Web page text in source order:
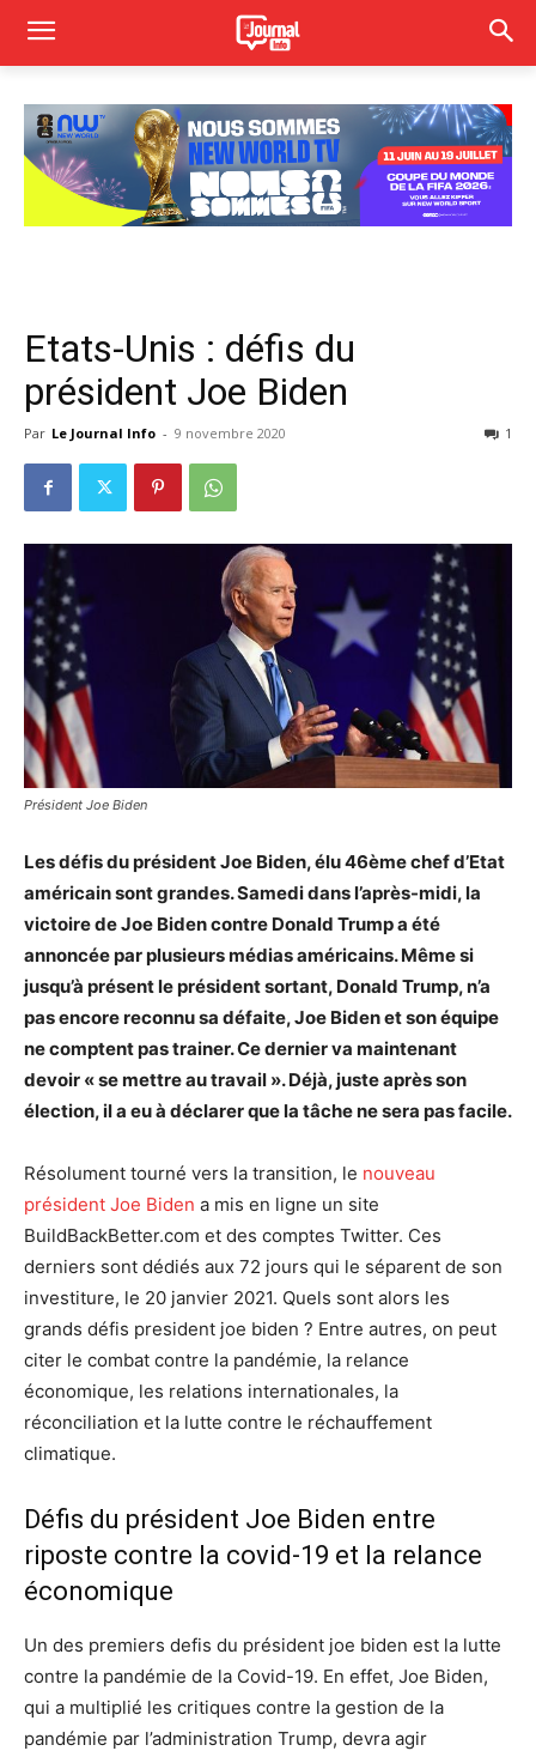
Etats-Unis : défis du
président Joe Biden
Par Le Journal Info - 9 novembre 2020 1
Président Joe Biden
Les défis du président Joe Biden, élu 46ème chef d’Etat
américain sont grandes. Samedi dans l’après-midi, la
victoire de Joe Biden contre Donald Trump a été
annoncée par plusieurs médias américains. Même si
jusqu’à présent le président sortant, Donald Trump, n’a
pas encore reconnu sa défaite, Joe Biden et son équipe
ne comptent pas trainer. Ce dernier va maintenant
devoir « se mettre au travail ». Déjà, juste après son
élection, il a eu à déclarer que la tâche ne sera pas facile.
Résolument tourné vers la transition, le nouveau
président Joe Biden a mis en ligne un site
BuildBackBetter.com et des comptes Twitter. Ces
derniers sont dédiés aux 72 jours qui le séparent de son
investiture, le 20 janvier 2021. Quels sont alors les
grands défis president joe biden ? Entre autres, on peut
citer le combat contre la pandémie, la relance
économique, les relations internationales, la
réconciliation et la lutte contre le réchauffement
climatique.
Défis du président Joe Biden entre
riposte contre la covid-19 et la relance
économique
Un des premiers defis du président joe biden est la lutte
contre la pandémie de la Covid-19. En effet, Joe Biden,
qui a multiplié les critiques contre la gestion de la
pandémie par l’administration Trump, devra agir